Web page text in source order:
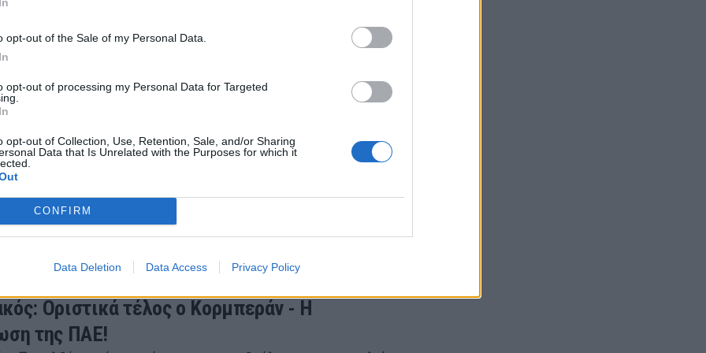
opt-out of the Sale of my Personal Data.
opt-out of processing my Personal Data for Targeted
opt-out of Collection, Use, Retention, Sale, and/or Sharing
Data that Is Unrelated with the Purposes for which it
CONFIRM
Data Deletion Data Access Privacy Policy
το τέλος της συνεργασίας με τον Κάρλος Κορμπεράν,…
θα είναι ο νέος προπονητής του
(poll)
αποτελεί παρελθόν από τον Ολυμπιακό και το
Οριστικά τέλος ο Κορμπεράν - Η
της ΠΑΕ!